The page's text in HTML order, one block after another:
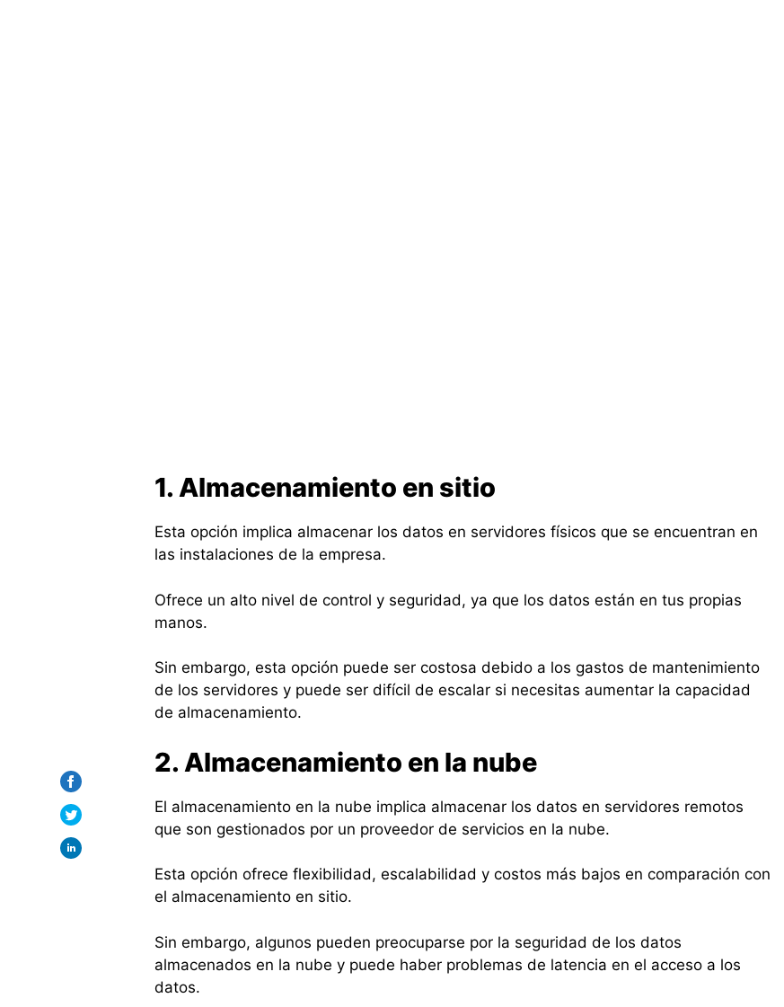
1. Almacenamiento en sitio
Esta opción implica almacenar los datos en servidores físicos que se encuentran en
las instalaciones de la empresa.
Ofrece un alto nivel de control y seguridad, ya que los datos están en tus propias
manos.
Sin embargo, esta opción puede ser costosa debido a los gastos de mantenimiento
de los servidores y puede ser difícil de escalar si necesitas aumentar la capacidad
de almacenamiento.
2. Almacenamiento en la nube
El almacenamiento en la nube implica almacenar los datos en servidores remotos
que son gestionados por un proveedor de servicios en la nube.
Esta opción ofrece flexibilidad, escalabilidad y costos más bajos en comparación con
el almacenamiento en sitio.
Sin embargo, algunos pueden preocuparse por la seguridad de los datos
almacenados en la nube y puede haber problemas de latencia en el acceso a los
datos.